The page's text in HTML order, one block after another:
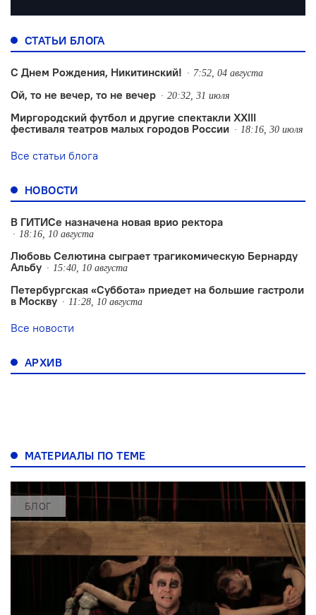
СТАТЬИ БЛОГА
С Днем Рождения, Никитинский! 7:52, 04 августа
Ой, то не вечер, то не вечер 20:32, 31 июля
Миргородский футбол и другие спектакли XXIII
фестиваля театров малых городов России
18:16, 30 июля
Все статьи блога
НОВОСТИ
В ГИТИСе назначена новая врио ректора
18:16, 10 августа
Любовь Селютина сыграет трагикомическую Бернарду
Альбу
15:40, 10 августа
Петербургская «Суббота» приедет на большие гастроли
в Москву
11:28, 10 августа
Все новости
АРХИВ
МАТЕРИАЛЫ ПО ТЕМЕ
БЛОГ